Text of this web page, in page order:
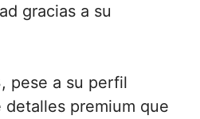
gracias a su
pese a su perfil
premium que